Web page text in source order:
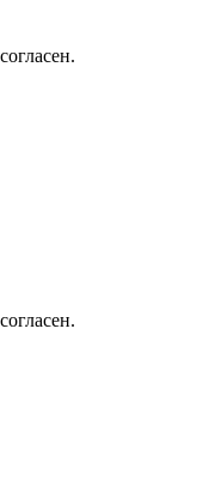
согласен.
согласен.